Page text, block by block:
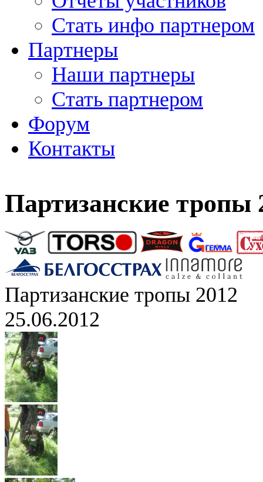
Стать инфо партнером
Партнеры
Наши партнеры
Стать партнером
Форум
Контакты
Партизанские тропы
Партизанские тропы 2012
25.06.2012